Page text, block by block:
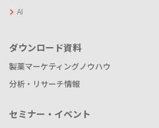
AI
ダウンロード資料
製薬マーケティングノウハウ
分析・リサーチ情報
セミナー・イベント